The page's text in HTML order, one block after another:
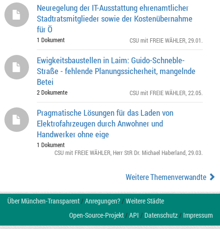
Neuregelung der IT-Ausstattung ehrenamtlicher
Stadtratsmitglieder sowie der Kostenübernahme
für Ö
1 Dokument CSU mit FREIE WÄHLER , 29.01.
Ewigkeitsbaustellen in Laim: Guido-Schneble-
Straße - fehlende Planungssicherheit, mangelnde
Betei
2 Dokumente CSU mit FREIE WÄHLER , 22.05.
Pragmatische Lösungen für das Laden von
Elektrofahrzeugen durch Anwohner und
Handwerker ohne eige
1 Dokument
CSU mit FREIE WÄHLER Herr StR Dr. Michael Haberland , 29.03.
Weitere Themenverwandte
Über München-Transparent/Anregungen?/Weitere Städte
Open-Source-Projekt/API / Datenschutz/ Impressum